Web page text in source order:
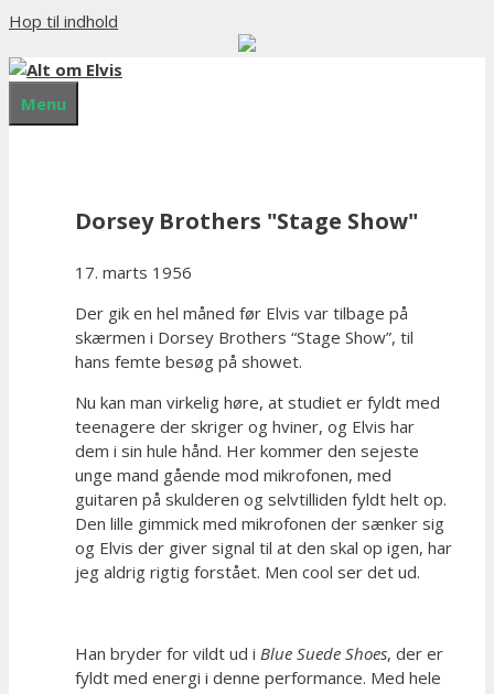
Hop til indhold
Menu
Dorsey Brothers "Stage Show"
17. marts 1956
Der gik en hel måned før Elvis var tilbage på
skærmen i Dorsey Brothers “Stage Show”, til
hans femte besøg på showet.
Nu kan man virkelig høre, at studiet er fyldt med
teenagere der skriger og hviner, og Elvis har
dem i sin hule hånd. Her kommer den sejeste
unge mand gående mod mikrofonen, med
guitaren på skulderen og selvtilliden fyldt helt op.
Den lille gimmick med mikrofonen der sænker sig
og Elvis der giver signal til at den skal op igen, har
jeg aldrig rigtig forstået. Men cool ser det ud.
Han bryder for vildt ud i Blue Suede Shoes, der er
fyldt med energi i denne performance. Med hele